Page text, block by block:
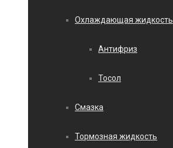
Охлаждающая жидкость
Антифриз
Тосол
Смазка
Тормозная жидкость